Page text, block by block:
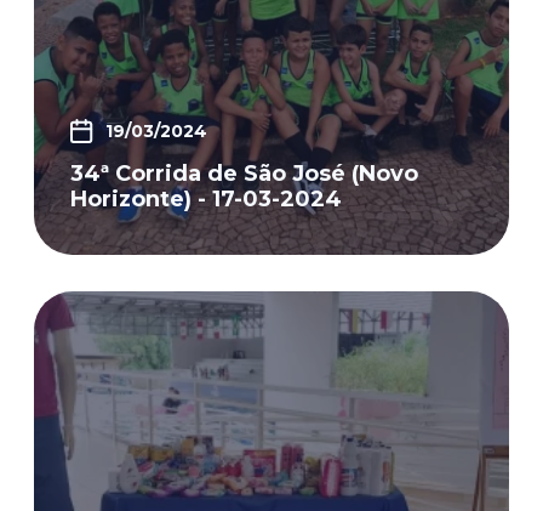
19/03/2024
34ª Corrida de São José (Novo
Horizonte) - 17-03-2024